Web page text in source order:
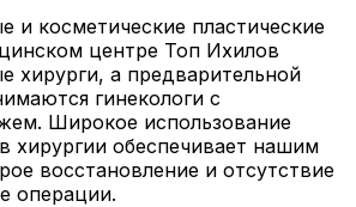
и косметические пластические
центре Топ Ихилов
хирурги, а предварительной
гинекологи с
Широкое использование
хирургии обеспечивает нашим
восстановление и отсутствие
операции.